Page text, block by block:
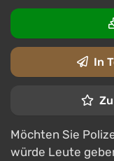
In
Möchten Sie
würde Leute